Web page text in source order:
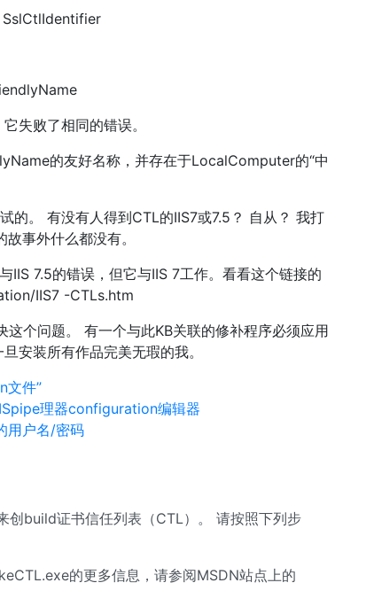
SslCtlIdentifier
失败了相同的错误。
的友好名称，并存在于LocalComputer的“中
的。 有没有人得到CTL的IIS7或7.5？ 自从？ 我打
事外什么都没有。
IIS 7.5的错误，但它与IIS 7工作。看看这个链接的
IIS7 -CTLs.htm
个问题。 有一个与此KB关联的修补程序必须应用
安装所有作品完美无瑕的我。
文件”
理器configuration编辑器
用户名/密码
创build证书信任列表（CTL）。 请按照下列步
的更多信息，请参阅MSDN站点上的